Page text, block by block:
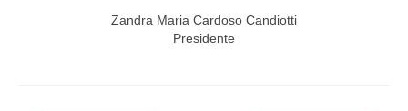
Eleições
Zandra Maria Cardoso Candiotti
Presidente